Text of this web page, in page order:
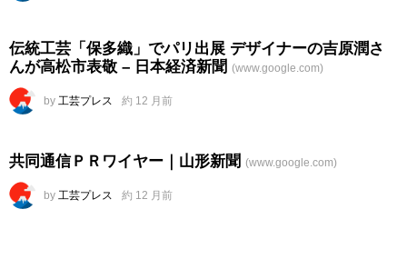
伝統工芸 「保多織」でパリ出展 デザイナーの吉原潤さ
んが高松市表敬 – 日本経済新聞 (www.google.com)
by 工芸プレス 約 12 月前
共同通信ＰＲワイヤー｜山形新聞 (www.google.com)
by 工芸プレス 約 12 月前